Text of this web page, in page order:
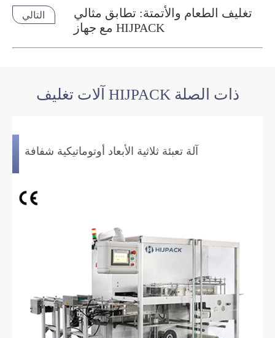
التالي
تغليف الطعام والأتمتة: تطابق مثالي
مع جهاز HIJPACK
آلات تغليف HIJPACK ذات الصلة
آلة تعبئة ثلاثية الأبعاد أوتوماتيكية شفافة